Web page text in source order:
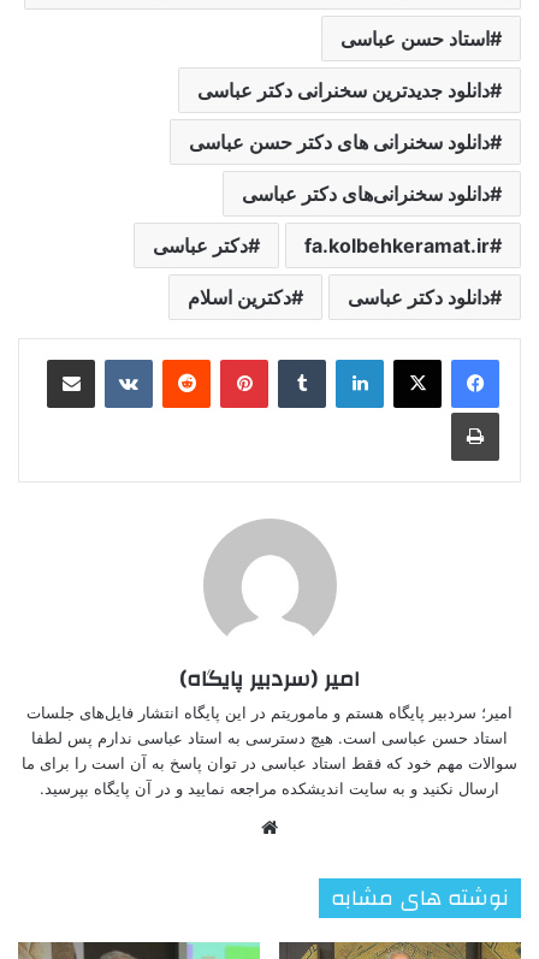
استاد حسن عباسی
دانلود جدیدترین سخنرانی دکتر عباسی
دانلود سخنرانی های دکتر حسن عباسی
دانلود سخنرانی‌های دکتر عباسی
fa.kolbehkeramat.ir دکتر عباسی
دانلود دکتر عباسی دکترین ‌اسلام‌
لینکدین ‫تامبلر ‫پین‌ترست‫رددیت ‫VKontakteاشتراک گذاری از طریق ایمیل
چاپ
امیر (سردبیر پایگاه)
امیر؛ سردبیر پایگاه هستم و ماموریتم در این پایگاه انتشار فایل‌های جلسات
استاد حسن عباسی است. هیچ دسترسی به استاد عباسی ندارم پس لطفا
سوالات مهم خود که فقط استاد عباسی در توان پاسخ به آن است را برای ما
ارسال نکنید و به سایت اندیشکده مراجعه نمایید و در آن پایگاه بپرسید.
نوشته های مشابه